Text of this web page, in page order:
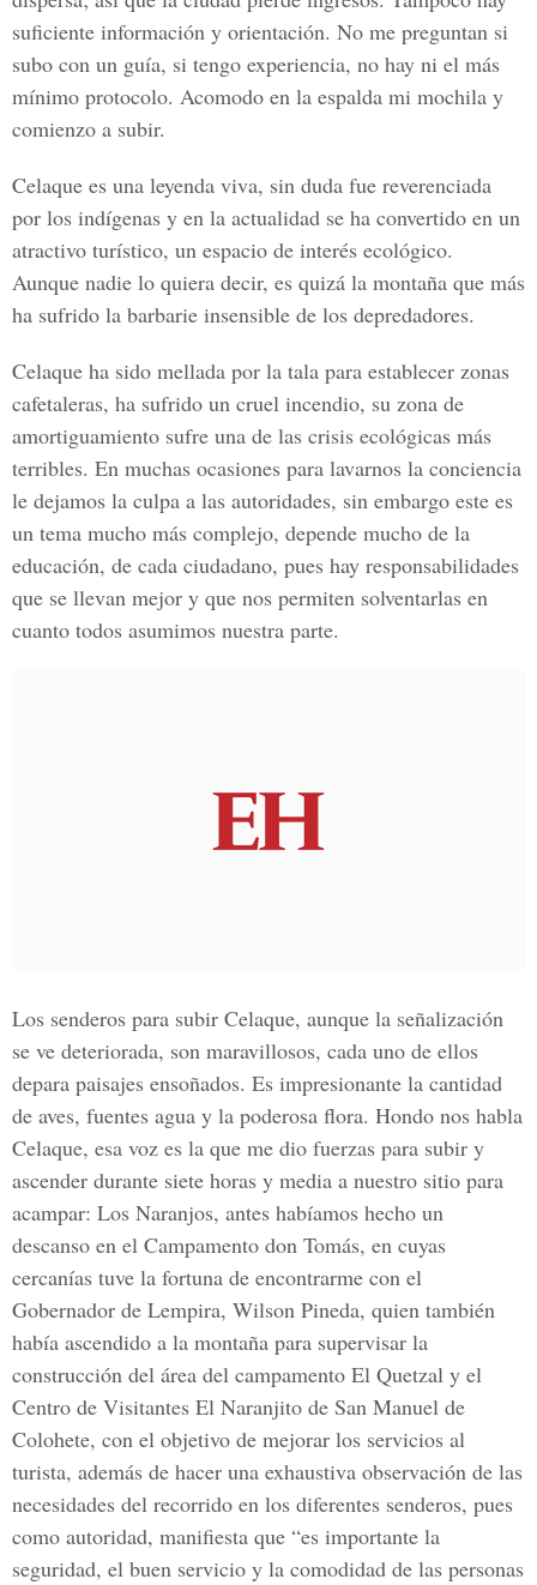
suficiente información y orientación. No me preguntan si
subo con un guía, si tengo experiencia, no hay ni el más
mínimo protocolo. Acomodo en la espalda mi mochila y
comienzo a subir.
Celaque es una leyenda viva, sin duda fue reverenciada
por los indígenas y en la actualidad se ha convertido en un
atractivo turístico, un espacio de interés ecológico.
Aunque nadie lo quiera decir, es quizá la montaña que más
ha sufrido la barbarie insensible de los depredadores.
Celaque ha sido mellada por la tala para establecer zonas
cafetaleras, ha sufrido un cruel incendio, su zona de
amortiguamiento sufre una de las crisis ecológicas más
terribles. En muchas ocasiones para lavarnos la conciencia
le dejamos la culpa a las autoridades, sin embargo este es
un tema mucho más complejo, depende mucho de la
educación, de cada ciudadano, pues hay responsabilidades
que se llevan mejor y que nos permiten solventarlas en
cuanto todos asumimos nuestra parte.
Los senderos para subir Celaque, aunque la señalización
se ve deteriorada, son maravillosos, cada uno de ellos
depara paisajes ensoñados. Es impresionante la cantidad
de aves, fuentes agua y la poderosa flora. Hondo nos habla
Celaque, esa voz es la que me dio fuerzas para subir y
ascender durante siete horas y media a nuestro sitio para
acampar: Los Naranjos, antes habíamos hecho un
descanso en el Campamento don Tomás, en cuyas
cercanías tuve la fortuna de encontrarme con el
Gobernador de Lempira, Wilson Pineda, quien también
había ascendido a la montaña para supervisar la
construcción del área del campamento El Quetzal y el
Centro de Visitantes El Naranjito de San Manuel de
Colohete, con el objetivo de mejorar los servicios al
turista, además de hacer una exhaustiva observación de las
necesidades del recorrido en los diferentes senderos, pues
como autoridad, manifiesta que “es importante la
seguridad, el buen servicio y la comodidad de las personas